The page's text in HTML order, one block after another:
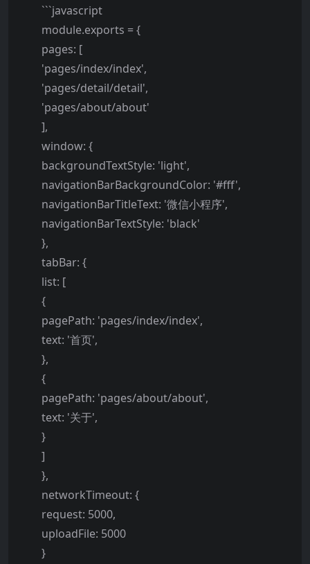
```javascript
module.exports = {
pages: [
'pages/index/index',
'pages/detail/detail',
'pages/about/about'
],
window: {
backgroundTextStyle: 'light',
navigationBarBackgroundColor: '#fff',
navigationBarTitleText: '微信小程序',
navigationBarTextStyle: 'black'
},
tabBar: {
list: [
{
pagePath: 'pages/index/index',
text: '首页',
},
{
pagePath: 'pages/about/about',
text: '关于',
}
]
},
networkTimeout: {
request: 5000,
uploadFile: 5000
}